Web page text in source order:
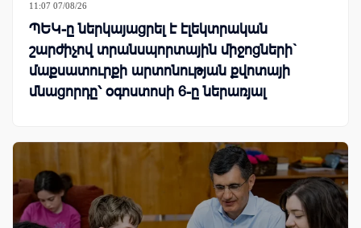
11:07 07/08/26
ՊԵԿ-ը ներկայացրել է էլեկտրական
շարժիչով տրանսպորտային միջոցների`
մաքսատուրքի արտոնության քվոտայի
մնացորդը՝ օգոստոսի 6-ը ներառյալ